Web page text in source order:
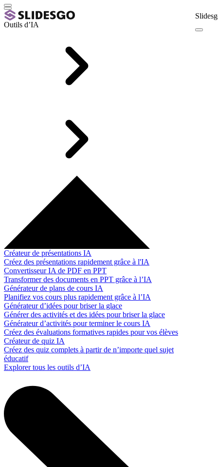
Outils d’IA
Créateur de présentations IA
Créez des présentations rapidement grâce à l'IA
Convertisseur IA de PDF en PPT
Transformer des documents en PPT grâce à l’IA
Générateur de plans de cours IA
Planifiez vos cours plus rapidement grâce à l’IA
Générateur d’idées pour briser la glace
Générer des activités et des idées pour briser la glace
Générateur d’activités pour terminer le cours IA
Créez des évaluations formatives rapides pour vos élèves
Créateur de quiz IA
Créez des quiz complets à partir de n’importe quel sujet
éducatif
Explorer tous les outils d’IA